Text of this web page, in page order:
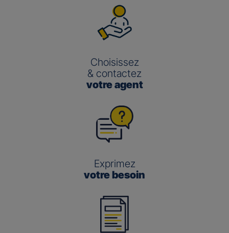
Choisissez
& contactez
votre agent
Exprimez
votre besoin